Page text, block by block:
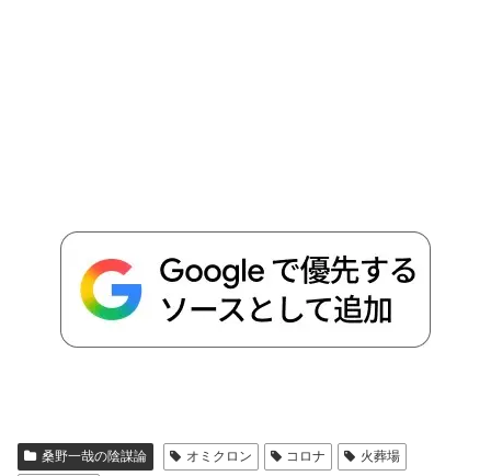
桑野一哉の陰謀論 オミクロン コロナ
火葬場